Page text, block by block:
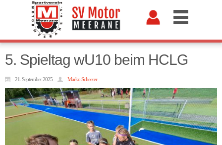
5. Spieltag wU10 beim HCLG
21. September 2025 Marko Scheerer